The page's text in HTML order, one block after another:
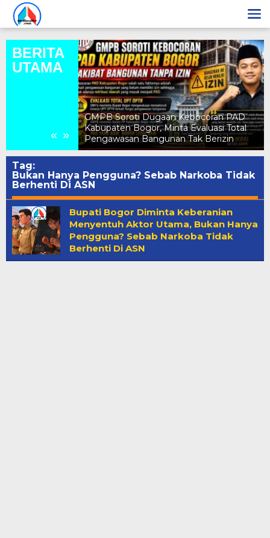
Lewati
konten
BERITA
UTAMA
« »
GMPB Soroti Dugaan Kebocoran PAD
Kabupaten Bogor, Minta Evaluasi Total
Pengawasan Bangunan Tak Berizin
Tag:
Bukan Hanya Pengguna? Sebab Narkoba Tidak
Berhenti Di ASN
Bupati Bogor Diminta Keberanian
Menyentuh Aktor Utama, Bukan Hanya
Pengguna? Sebab Narkoba Tidak
Berhenti Di ASN